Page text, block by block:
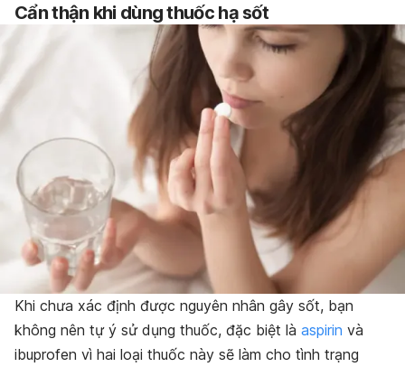
Cẩn thận khi dùng thuốc hạ sốt
Khi chưa xác định được nguyên nhân gây sốt, bạn
không nên tự ý sử dụng thuốc, đặc biệt là aspirin và
ibuprofen vì hai loại thuốc này sẽ làm cho tình trạng